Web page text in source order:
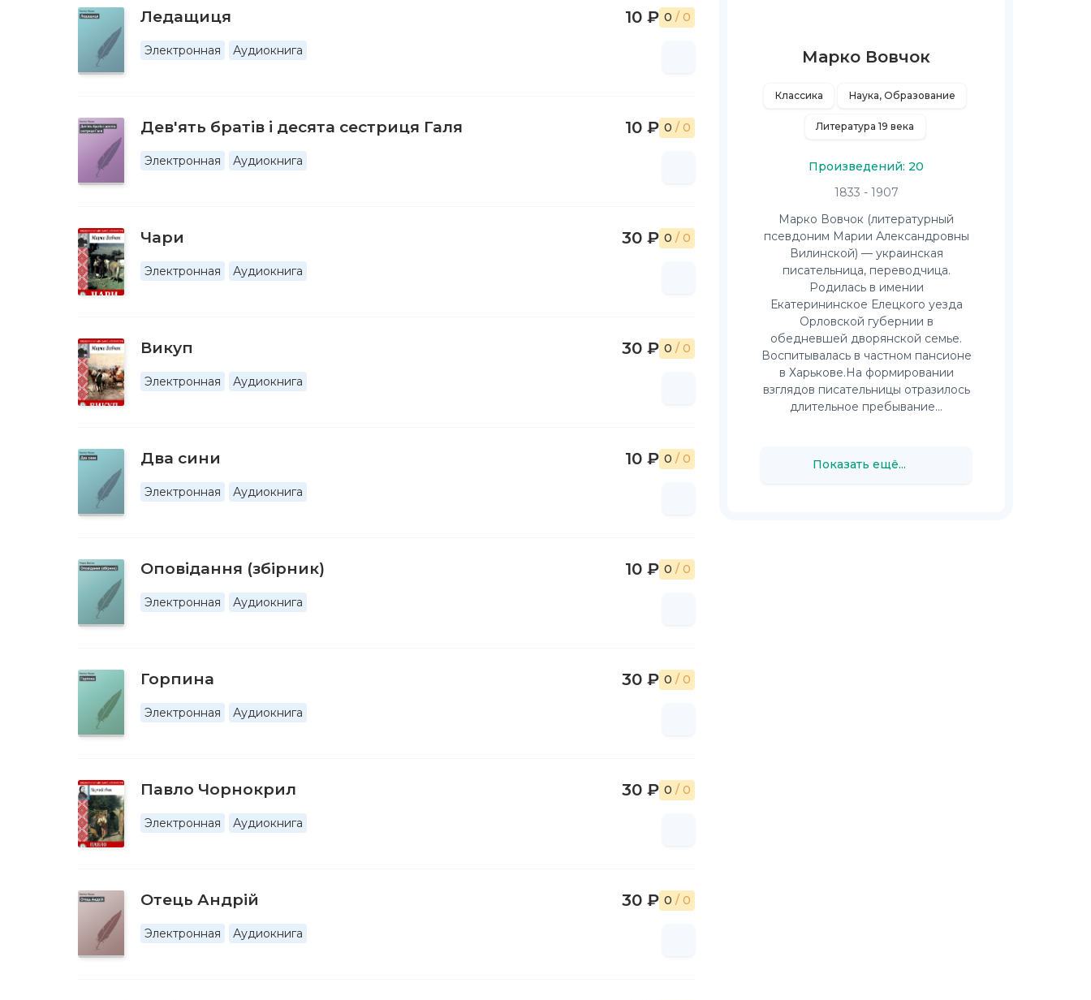
Ледащиця
Электронная Аудиокнига
10 ₽ 0 / 0
Дев'ять братiв i десята сестриця Галя
Электронная Аудиокнига
10 ₽ 0 / 0
Чари
Электронная Аудиокнига
30 ₽ 0 / 0
Викуп
Электронная Аудиокнига
30 ₽ 0 / 0
Два сини
Электронная Аудиокнига
10 ₽ 0 / 0
Оповiдання (збірник)
Электронная Аудиокнига
10 ₽ 0 / 0
Горпина
Электронная Аудиокнига
30 ₽ 0 / 0
Павло Чорнокрил
Электронная Аудиокнига
30 ₽ 0 / 0
Отець Андрій
Электронная Аудиокнига
30 ₽ 0 / 0
Марко Вовчок
Классика Наука, Образование
Литература 19 века
Произведений: 20
1833 - 1907
Марко Вовчок (литературный
псевдоним Марии Александровны
Вилинской) — украинская
писательница, переводчица.
Родилась в имении
Екатерининское Елецкого уезда
Орловской губернии в
обедневшей дворянской семье.
Воспитывалась в частном пансионе
в Харькове.На формировании
взглядов писательницы отразилось
длительное пребывание...
Показать ещё...